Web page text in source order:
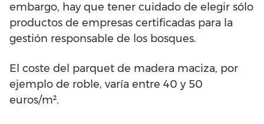
embargo, hay que tener cuidado de elegir sólo
productos de empresas certificadas para la
gestión responsable de los bosques.
El coste del parquet de madera maciza, por
ejemplo de roble, varía entre 40 y 50
euros/m².